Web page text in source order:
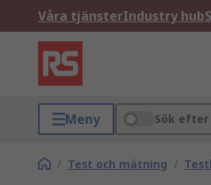
Våra tjänsterIndustry hub
Meny Sök efter
/ Test och mätning /